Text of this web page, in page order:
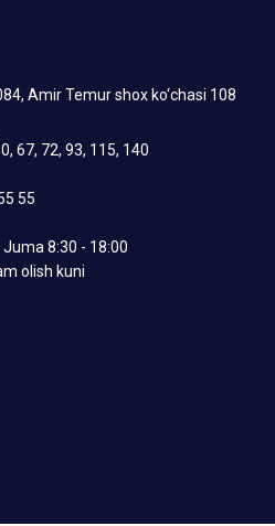
Amir Temur shox ko‘chasi 108
67, 72, 93, 115, 140
55
Juma 8:30 - 18:00
olish kuni